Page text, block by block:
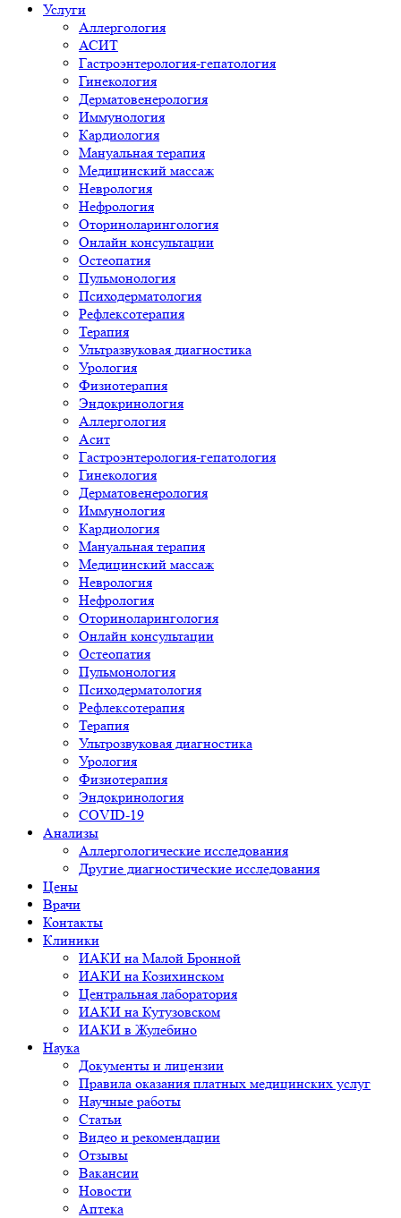
Услуги
Аллергология
АСИТ
Гастроэнтерология-гепатология
Гинекология
Дерматовенерология
Иммунология
Кардиология
Мануальная терапия
Медицинский массаж
Неврология
Нефрология
Оториноларингология
Онлайн консультации
Остеопатия
Пульмонология
Психодерматология
Рефлексотерапия
Терапия
Ультразвуковая диагностика
Урология
Физиотерапия
Эндокринология
Аллергология
Асит
Гастроэнтерология-гепатология
Гинекология
Дерматовенерология
Иммунология
Кардиология
Мануальная терапия
Медицинский массаж
Неврология
Нефрология
Оториноларингология
Онлайн консультации
Остеопатия
Пульмонология
Психодерматология
Рефлексотерапия
Терапия
Ультрозвуковая диагностика
Урология
Физиотерапия
Эндокринология
COVID-19
Анализы
Аллергологические исследования
Другие диагностические исследования
Цены
Врачи
Контакты
Клиники
ИАКИ на Малой Бронной
ИАКИ на Козихинском
Центральная лаборатория
ИАКИ на Кутузовском
ИАКИ в Жулебино
Наука
Документы и лицензии
Правила оказания платных медицинских услуг
Научные работы
Статьи
Видео и рекомендации
Отзывы
Вакансии
Новости
Аптека